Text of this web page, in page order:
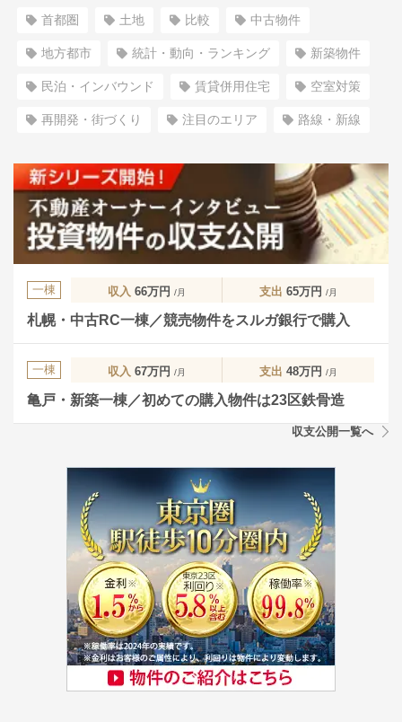
首都圏 土地 比較 中古物件
地方都市 統計・動向・ランキング 新築物件
民泊・インバウンド 賃貸併用住宅 空室対策
再開発・街づくり 注目のエリア 路線・新線
一棟 収入 66万円 /月 支出 65万円 /月
札幌・中古RC一棟／競売物件をスルガ銀行で購入
一棟 収入 67万円 /月 支出 48万円 /月
亀戸・新築一棟／初めての購入物件は23区鉄骨造
収支公開一覧へ